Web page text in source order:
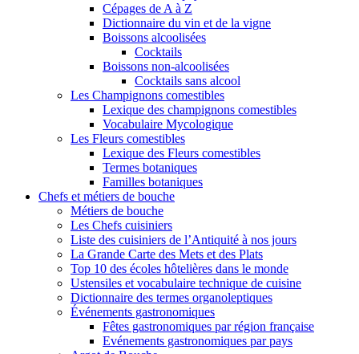
Cépages de A à Z
Dictionnaire du vin et de la vigne
Boissons alcoolisées
Cocktails
Boissons non-alcoolisées
Cocktails sans alcool
Les Champignons comestibles
Lexique des champignons comestibles
Vocabulaire Mycologique
Les Fleurs comestibles
Lexique des Fleurs comestibles
Termes botaniques
Familles botaniques
Chefs et métiers de bouche
Métiers de bouche
Les Chefs cuisiniers
Liste des cuisiniers de l’Antiquité à nos jours
La Grande Carte des Mets et des Plats
Top 10 des écoles hôtelières dans le monde
Ustensiles et vocabulaire technique de cuisine
Dictionnaire des termes organoleptiques
Événements gastronomiques
Fêtes gastronomiques par région française
Evénements gastronomiques par pays